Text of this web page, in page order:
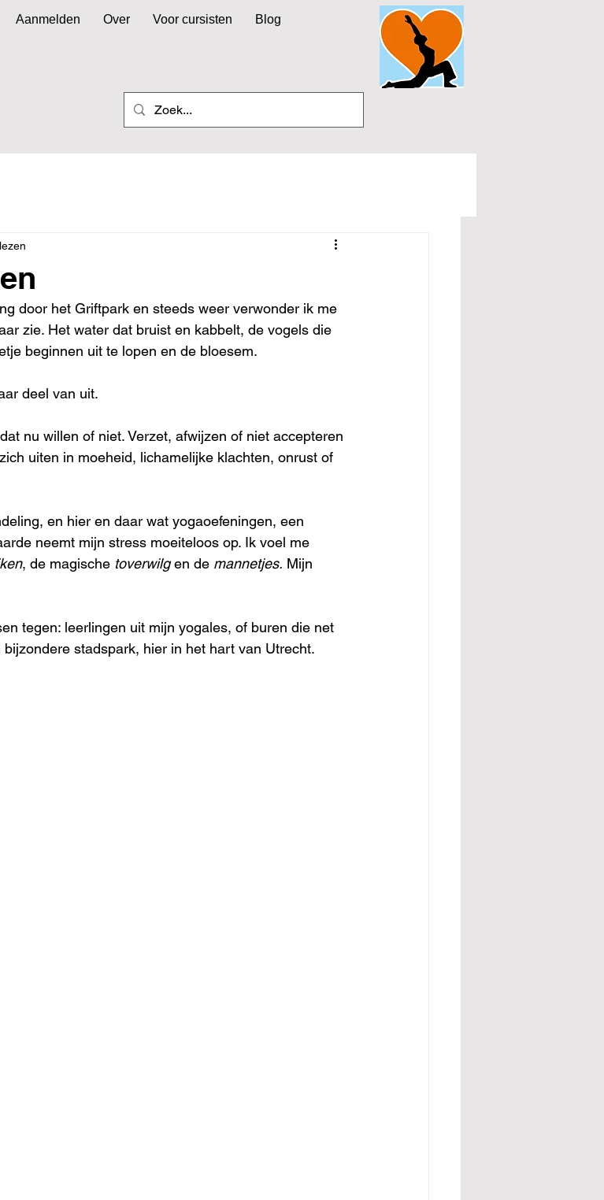
Aanmelden Over Voor cursisten Blog
door het Griftpark en steeds weer verwonder ik me
zie. Het water dat bruist en kabbelt, de vogels die
beginnen uit te lopen en de bloesem.
deel van uit.
nu willen of niet. Verzet, afwijzen of niet accepteren
uiten in moeheid, lichamelijke klachten, onrust of
en hier en daar wat yogaoefeningen, een
neemt mijn stress moeiteloos op. Ik voel me
, de magische toverwilg en de mannetjes. Mijn
tegen: leerlingen uit mijn yogales, of buren die net
stadspark, hier in het hart van Utrecht.